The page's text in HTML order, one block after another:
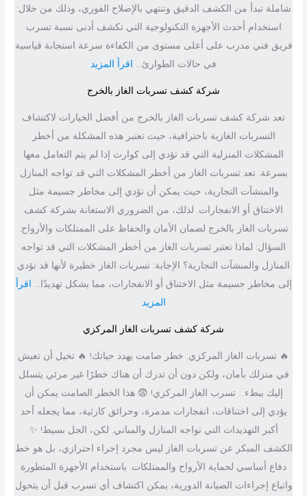
شاملة تبدأ من الكشف الدقيق وتنتهي بالإصلاح الفوري، وذلك من خلال:
استخدام أحدث الأجهزة التكنولوجية التي تكشف أدنى نسبة تسرب
فريق فني مدرب على أعلى مستوى من الكفاءة سرعة استجابة قياسية
في حالات الطوارئ… اقرأ المزيد
ر
ك
ة
ك
ش
ف
ت
س
ر
ب
غ
ا
ز
ب
ا
ل
د
م
شركة كشف تسربات الغاز بالخرج
تعد شركة كشف تسربات الغاز بالخرج من أفضل الخيارات لاكتشاف
التسربات الغازية باحترافية، حيث تعتبر هذه المشكلة من أخطر
المشكلات المنزلية التي قد تؤدي إلى كوارث إذا لم يتم التعامل معها
بسرعة. تعد تسربات الغاز من أخطر المشكلات التي قد تواجه المنازل
والمنشآت التجارية، حيث يمكن أن تؤدي إلى مخاطر جسيمة مثل
الاختناق أو الانفجارات. لذلك، من الضروري الاستعانة بشركة كشف
تسربات الغاز بالخرج لضمان الأمان والحفاظ على الممتلكات والأرواح.
السؤال: لماذا تعتبر تسربات الغاز من أخطر المشكلات التي قد تواجه
المنازل والمنشآت التجارية؟ الإجابة: تسربات الغاز خطيرة لأنها قد تؤدي
إلى مخاطر جسيمة مثل الاختناق أو الانفجارات، مما يشكل تهديدًا… اقرأ
المزيد
ك
ة
ك
ش
ف
ت
س
ر
شركة كشف تسربات الغاز المركزي
🔥 تسربات الغاز المركزي: خطر صامت يهدد حياتك! 🔥 تخيل أن تعيش
في منزلك بأمان، ولكن دون أن تدرك أن هناك خطرًا غير مرئي يتسلل
إليك ببطء… تسرب الغاز المركزي! 😨 هذا الخطر الصامت يمكن أن
يؤدي إلى اختناقات، انفجارات مدمرة، وحرائق كارثية، مما يجعله أحد
أكبر التهديدات التي تواجه المنازل والمباني. لكن، الحل بسيط! ✨
الكشف المبكر عن تسربات الغاز ليس مجرد إجراء احترازي، بل هو خط
دفاع أساسي لحماية الأرواح والممتلكات. باستخدام الأجهزة المتطورة
واتباع إجراءات الصيانة الدورية، يمكن اكتشاف أي تسرب قبل أن يتحول